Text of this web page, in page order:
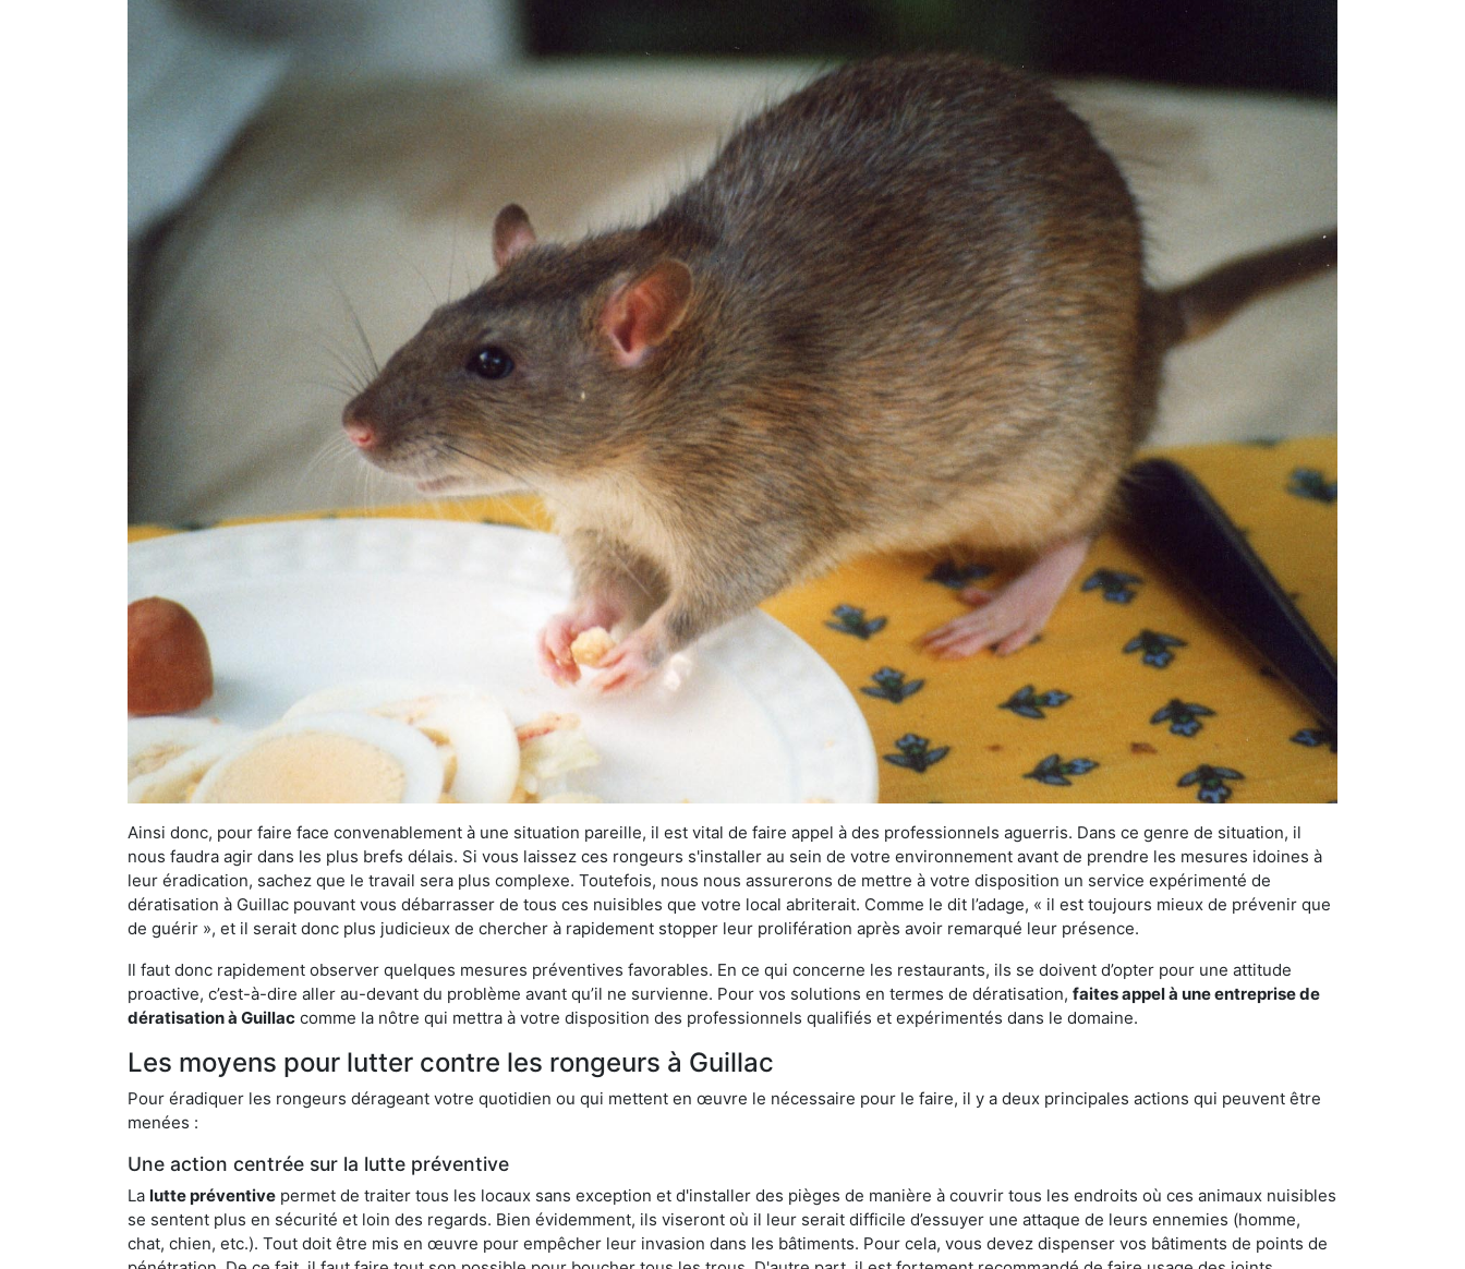
Ainsi donc, pour faire face convenablement à une situation pareille, il est vital de faire appel à des professionnels aguerris. Dans ce genre de situation, il
nous faudra agir dans les plus brefs délais. Si vous laissez ces rongeurs s'installer au sein de votre environnement avant de prendre les mesures idoines à
leur éradication, sachez que le travail sera plus complexe. Toutefois, nous nous assurerons de mettre à votre disposition un service expérimenté de
dératisation à Guillac pouvant vous débarrasser de tous ces nuisibles que votre local abriterait. Comme le dit l’adage, « il est toujours mieux de prévenir que
de guérir », et il serait donc plus judicieux de chercher à rapidement stopper leur prolifération après avoir remarqué leur présence.
Il faut donc rapidement observer quelques mesures préventives favorables. En ce qui concerne les restaurants, ils se doivent d’opter pour une attitude
proactive, c’est-à-dire aller au-devant du problème avant qu’il ne survienne. Pour vos solutions en termes de dératisation, faites appel à une entreprise de
dératisation à Guillac comme la nôtre qui mettra à votre disposition des professionnels qualifiés et expérimentés dans le domaine.
Les moyens pour lutter contre les rongeurs à Guillac
Pour éradiquer les rongeurs dérageant votre quotidien ou qui mettent en œuvre le nécessaire pour le faire, il y a deux principales actions qui peuvent être
menées :
Une action centrée sur la lutte préventive
La lutte préventive permet de traiter tous les locaux sans exception et d'installer des pièges de manière à couvrir tous les endroits où ces animaux nuisibles
se sentent plus en sécurité et loin des regards. Bien évidemment, ils viseront où il leur serait difficile d’essuyer une attaque de leurs ennemies (homme,
chat, chien, etc.). Tout doit être mis en œuvre pour empêcher leur invasion dans les bâtiments. Pour cela, vous devez dispenser vos bâtiments de points de